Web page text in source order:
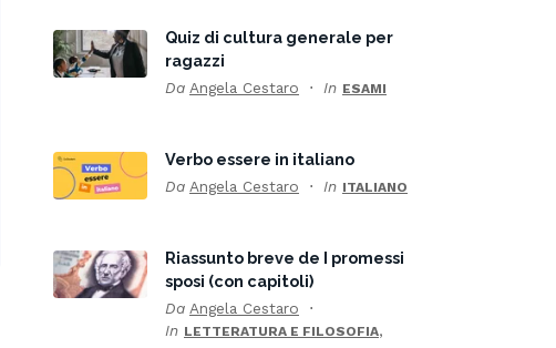
Quiz di cultura generale per
ragazzi
Da Angela Cestaro In ESAMI
Verbo essere in italiano
Da Angela Cestaro In ITALIANO
Riassunto breve de I promessi
sposi (con capitoli)
Da Angela Cestaro
In LETTERATURA E FILOSOFIA,